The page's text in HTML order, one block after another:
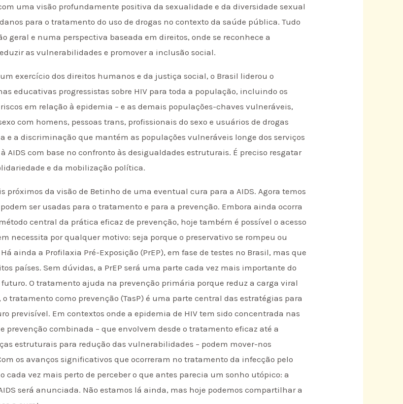
uma visão profundamente positiva da sexualidade e da diversidade sexual
para o tratamento do uso de drogas no contexto da saúde pública. Tudo
geral e numa perspectiva baseada em direitos, onde se reconhece a
as vulnerabilidades e promover a inclusão social.
exercício dos direitos humanos e da justiça social, o Brasil liderou o
educativas progressistas sobre HIV para toda a população, incluindo os
em relação à epidemia – e as demais populações-chaves vulneráveis,
com homens, pessoas trans, profissionais do sexo e usuários de drogas
e a discriminação que mantém as populações vulneráveis longe dos serviços
AIDS com base no confronto às desigualdades estruturais. É preciso resgatar
e da mobilização política.
da visão de Betinho de uma eventual cura para a AIDS. Agora temos
ser usadas para o tratamento e para a prevenção. Embora ainda ocorra
central da prática eficaz de prevenção, hoje também é possível o acesso
necessita por qualquer motivo: seja porque o preservativo se rompeu ou
ainda a Profilaxia Pré-Exposição (PrEP), em fase de testes no Brasil, mas que
países. Sem dúvidas, a PrEP será uma parte cada vez mais importante do
O tratamento ajuda na prevenção primária porque reduz a carga viral
o tratamento como prevenção (TasP) é uma parte central das estratégias para
previsível. Em contextos onde a epidemia de HIV tem sido concentrada nas
prevenção combinada – que envolvem desde o tratamento eficaz até a
estruturais para redução das vulnerabilidades – podem mover-nos
os avanços significativos que ocorreram no tratamento da infecção pelo
cada vez mais perto de perceber o que antes parecia um sonho utópico: a
será anunciada. Não estamos lá ainda, mas hoje podemos compartilhar a